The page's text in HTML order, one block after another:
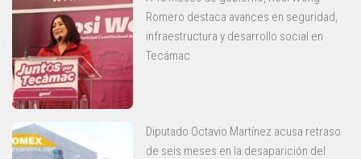
Romero destaca avances en seguridad,
infraestructura y desarrollo social en
Tecámac
Diputado Octavio Martínez acusa retraso
de seis meses en la desaparición del